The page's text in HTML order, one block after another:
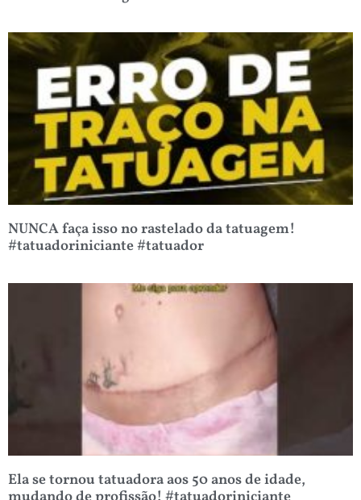
NUNCA faça isso no rastelado da tatuagem!
#tatuadoriniciante #tatuador
Ela se tornou tatuadora aos 50 anos de idade,